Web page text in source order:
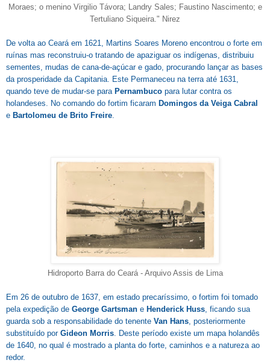
Moraes; o menino Virgilio Távora; Landry Sales; Faustino Nascimento; e
Tertuliano Siqueira." Nirez
De volta ao Ceará em 1621, Martins Soares Moreno encontrou o forte em
ruínas mas reconstruiu-o tratando de apaziguar os indígenas, distribuiu
sementes, mudas de cana-de-açúcar e gado, procurando lançar as bases
da prosperidade da Capitania. Este Permaneceu na terra até 1631,
quando teve de mudar-se para Pernambuco para lutar contra os
holandeses. No comando do fortim ficaram Domingos da Veiga Cabral
e Bartolomeu de Brito Freire
Hidroporto Barra do Ceará - Arquivo Assis de Lima
Em 26 de outubro de 1637, em estado precaríssimo, o fortim foi tomado
pela expedição de George Gartsman e Henderick Huss , ficando sua
guarda sob a responsabilidade do tenente Van Hans , posteriormente
substituído por Gideon Morris . Deste período existe um mapa holandês
de 1640, no qual é mostrado a planta do forte, caminhos e a natureza ao
redor.